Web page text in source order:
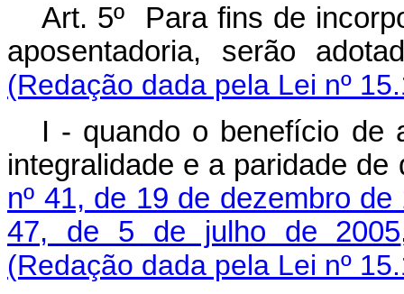
Art. 5º Para fins de
aposentadoria, serão
(Redação dada pela Lei nº
I - quando o benefício de
integralidade e a paridade
nº 41, de 19 de dezembro de
47, de 5 de julho de 2005
(Redação dada pela Lei nº